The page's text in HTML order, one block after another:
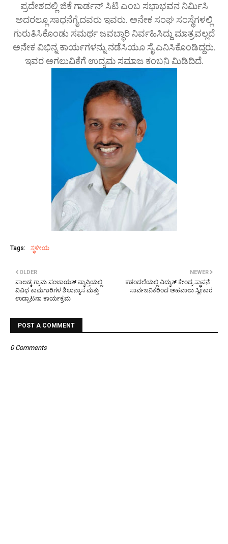
ಪ್ರದೇಶದಲ್ಲಿ ಜಿಕೆ ಗಾರ್ಡನ್ ಸಿಟಿ ಎಂಬ ಸಭಾಭವನ ನಿರ್ಮಿಸಿ
ಅದರಲ್ಲೂ ಸಾಧನೆಗೈದವರು ಇವರು. ಅನೇಕ ಸಂಘ ಸಂಸ್ಥೆಗಳಲ್ಲಿ
ಗುರುತಿಸಿಕೊಂಡು ಸಮರ್ಥ ಜವಬ್ಧಾರಿ ನಿರ್ವಹಿಸಿದ್ದು ಮಾತ್ರವಲ್ಲದೆ
ಅನೇಕ ವಿಭಿನ್ನ ಕಾರ್ಯಗಳನ್ನು ನಡೆಸಿಯೂ ಸೈ ಎನಿಸಿಕೊಂಡಿದ್ದರು.
ಇವರ ಅಗಲುವಿಕೆಗೆ ಉದ್ಯಮ ಸಮಾಜ ಕಂಬನಿ ಮಿಡಿದಿದೆ.
Tags: ಸ್ಥಳೀಯ
NEWER
ಕಡಂದಲೆಯಲ್ಲಿ ವಿದ್ಯುತ್‌ ಕೇಂದ್ರ ಸ್ಥಾಪನೆ :
ಸಾರ್ವಜನಿಕರಿಂದ ಅಹವಾಲು ಸ್ವೀಕಾರ
OLDER
ಪಾಲಡ್ಕ ಗ್ರಾಮ ಪಂಚಾಯತ್ ವ್ಯಾಪ್ತಿಯಲ್ಲಿ
ವಿವಿಧ ಕಾಮಗಾರಿಗಳ ಶಿಲಾನ್ಯಾಸ ಮತ್ತು
ಉದ್ಘಾಟನಾ ಕಾರ್ಯಕ್ರಮ
POST A COMMENT
0 Comments